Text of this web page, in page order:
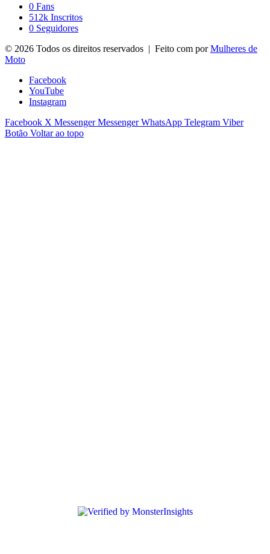
0 Fans
512k Inscritos
0 Seguidores
© 2026 Todos os direitos reservados | Feito com porMulheres de
Moto
Facebook
YouTube
Instagram
Facebook X Messenger Messenger WhatsApp Telegram Viber
Botão Voltar ao topo